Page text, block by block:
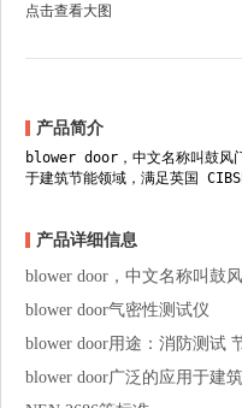
点击查看大图
产品简介
blower door，中文名称叫鼓风
于建筑节能领域，满足英国
产品详细信息
blower door，中文名称叫鼓
blower door气密性测试仪
blower door用途：消防测试
blower door广泛的应用于建